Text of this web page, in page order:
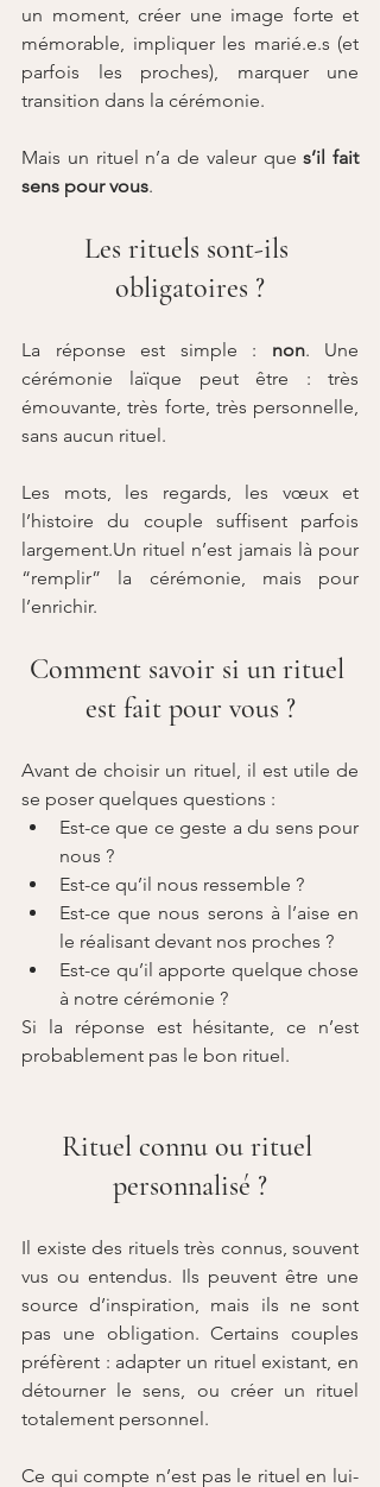
un moment, créer une image forte et
mémorable, impliquer les marié.e.s (et
parfois les proches), marquer une
transition dans la cérémonie.
Mais un rituel n’a de valeur que s’il fait
sens pour vous.
Les rituels sont-ils
obligatoires ?
La réponse est simple : non. Une
cérémonie laïque peut être : très
émouvante, très forte, très personnelle,
sans aucun rituel.
Les mots, les regards, les vœux et
l’histoire du couple suffisent parfois
largement.Un rituel n’est jamais là pour
“remplir” la cérémonie, mais pour
l’enrichir.
Comment savoir si un rituel
est fait pour vous ?
Avant de choisir un rituel, il est utile de
se poser quelques questions :
Est-ce que ce geste a du sens pour
nous ?
Est-ce qu’il nous ressemble ?
Est-ce que nous serons à l’aise en
le réalisant devant nos proches ?
Est-ce qu’il apporte quelque chose
à notre cérémonie ?
Si la réponse est hésitante, ce n’est
probablement pas le bon rituel.
Rituel connu ou rituel
personnalisé ?
Il existe des rituels très connus, souvent
vus ou entendus. Ils peuvent être une
source d’inspiration, mais ils ne sont
pas une obligation. Certains couples
préfèrent : adapter un rituel existant, en
détourner le sens, ou créer un rituel
totalement personnel.
Ce qui compte n’est pas le rituel en lui-